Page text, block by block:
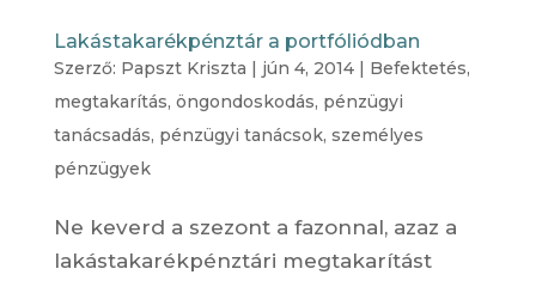
Lakástakarékpénztár a portfóliódban
Szerző: Papszt Kriszta | jún 4, 2014| Befektetés,
megtakarítás, öngondoskodás, pénzügyi
tanácsadás, pénzügyi tanácsok, személyes
pénzügyek
Ne keverd a szezont a fazonnal, azaz a
lakástakarékpénztári megtakarítást